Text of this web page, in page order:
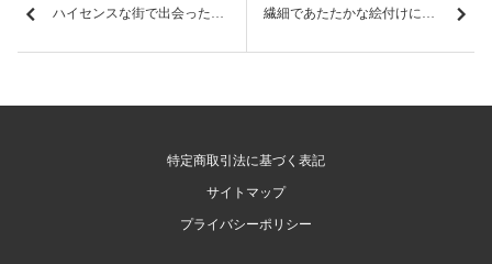
特定商取引法に基づく表記
サイトマップ
プライバシーポリシー